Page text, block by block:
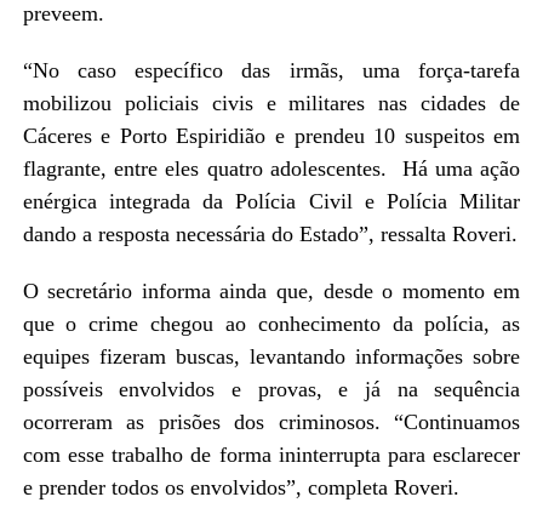
preveem.
“No caso específico das irmãs, uma força-tarefa
mobilizou policiais civis e militares nas cidades de
Cáceres e Porto Espiridião e prendeu 10 suspeitos em
flagrante, entre eles quatro adolescentes. Há uma ação
enérgica integrada da Polícia Civil e Polícia Militar
dando a resposta necessária do Estado”, ressalta Roveri.
O secretário informa ainda que, desde o momento em
que o crime chegou ao conhecimento da polícia, as
equipes fizeram buscas, levantando informações sobre
possíveis envolvidos e provas, e já na sequência
ocorreram as prisões dos criminosos. “Continuamos
com esse trabalho de forma ininterrupta para esclarecer
e prender todos os envolvidos”, completa Roveri.